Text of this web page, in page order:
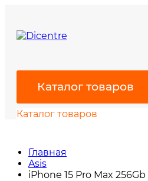
Каталог товаров
Каталог товаров
Главная
Asis
iPhone 15 Pro Max